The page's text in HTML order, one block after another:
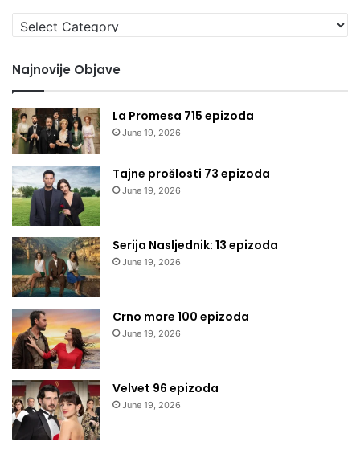
Izaberi
kategoriju
Najnovije Objave
La Promesa 715 epizoda
June 19, 2026
Tajne prošlosti 73 epizoda
June 19, 2026
Serija Nasljednik: 13 epizoda
June 19, 2026
Crno more 100 epizoda
June 19, 2026
Velvet 96 epizoda
June 19, 2026